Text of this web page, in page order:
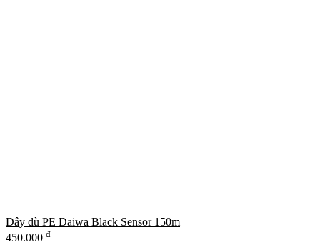
Dây dù PE Daiwa Black Sensor 150m
450.000 đ